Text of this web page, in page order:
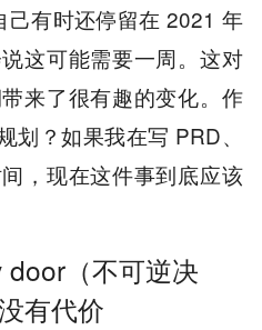
有时还停留在 2021 年
这可能需要一周。这对
来了很有趣的变化。作
划？如果我在写 PRD、
，现在这件事到底应该
（不可逆决
有代价